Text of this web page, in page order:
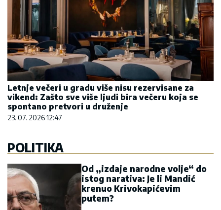
Letnje večeri u gradu više nisu rezervisane za
vikend: Zašto sve više ljudi bira večeru koja se
spontano pretvori u druženje
23. 07. 2026 12:47
POLITIKA
Od „izdaje narodne volje“ do
istog narativa: Je li Mandić
krenuo Krivokapićevim
putem?